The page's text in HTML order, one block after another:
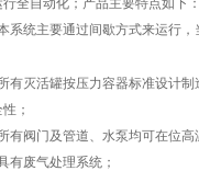
行全自动化；产品主要特点如下：
系统主要通过间歇方式来运行
有灭活罐按压力容器标准设计
；
有阀门及管道、水泵均可在位高
有废气处理系统；